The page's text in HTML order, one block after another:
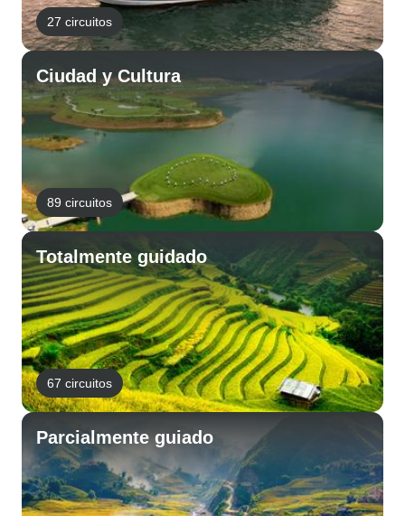
27 circuitos
Ciudad y Cultura
89 circuitos
Totalmente guidado
67 circuitos
Parcialmente guiado